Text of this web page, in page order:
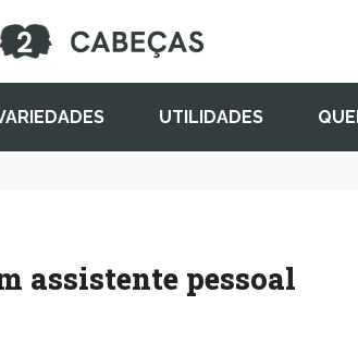
UTILIDADES
assistente pessoal